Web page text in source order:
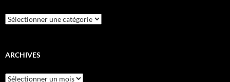
Catégories
ARCHIVES
Archives